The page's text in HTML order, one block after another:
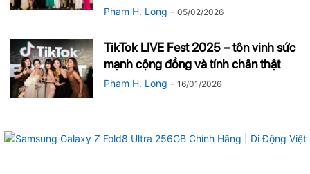
Pham H. Long - 05/02/2026
TikTok LIVE Fest 2025 – tôn vinh sức
mạnh cộng đồng và tính chân thật
Pham H. Long - 16/01/2026